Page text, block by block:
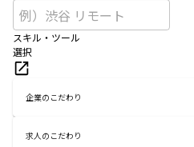
スキル・ツール
選択
企業のこだわり
求人のこだわり